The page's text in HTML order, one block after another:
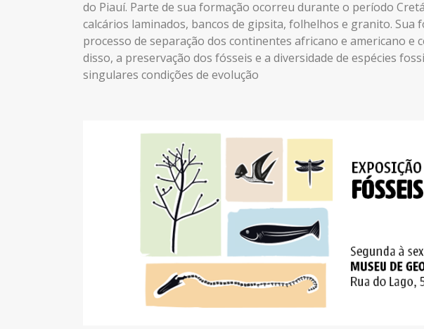
do Piauí. Parte de sua formação ocorreu durante o período
calcários laminados, bancos de gipsita, folhelhos e granito. Sua
processo de separação dos continentes africano e americano e
disso, a preservação dos fósseis e a diversidade de espécies
singulares condições de evolução